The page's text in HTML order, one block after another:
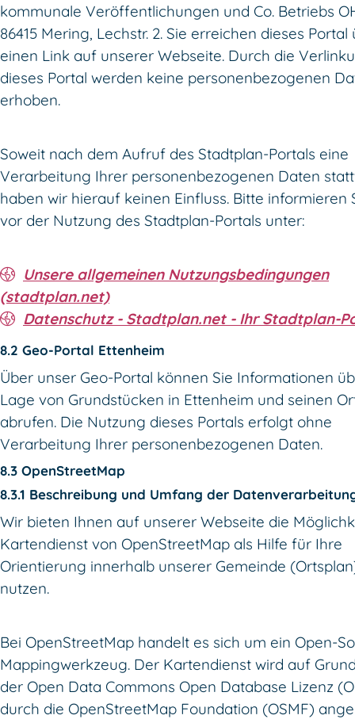
kommunale Veröffentlichungen und Co. Betriebs
86415 Mering, Lechstr. 2. Sie erreichen dieses Portal
einen Link auf unserer Webseite. Durch die
dieses Portal werden keine personenbezogenen
erhoben.
Soweit nach dem Aufruf des Stadtplan-Portals eine
Verarbeitung Ihrer personenbezogenen Daten
haben wir hierauf keinen Einfluss. Bitte informieren
vor der Nutzung des Stadtplan-Portals unter:
Unsere allgemeinen Nutzungsbedingungen
(stadtplan.net)
Datenschutz - Stadtplan.net - Ihr Stadtplan-
8.2 Geo-Portal Ettenheim
Über unser Geo-Portal können Sie Informationen
Lage von Grundstücken in Ettenheim und seinen
abrufen. Die Nutzung dieses Portals erfolgt ohne
Verarbeitung Ihrer personenbezogenen Daten.
8.3 OpenStreetMap
8.3.1 Beschreibung und Umfang der
Wir bieten Ihnen auf unserer Webseite die
Kartendienst von OpenStreetMap als Hilfe für Ihre
Orientierung innerhalb unserer Gemeinde
nutzen.
Bei OpenStreetMap handelt es sich um ein Open-
Mappingwerkzeug. Der Kartendienst wird auf
der Open Data Commons Open Database Lizenz
durch die OpenStreetMap Foundation (OSMF)